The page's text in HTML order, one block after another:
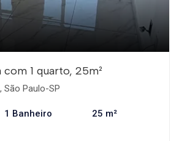
com 1 quarto, 25m²
São Paulo-SP
1 Banheiro 25 m²